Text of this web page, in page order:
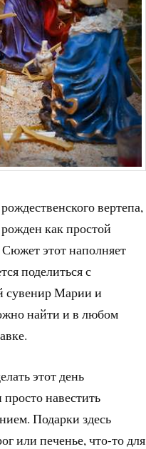
вертепа,
как простой
этот наполняет
поделиться с
сувенир Марии и
найти и в любом
этот день
навестить
Подарки здесь
или печенье, что-то для